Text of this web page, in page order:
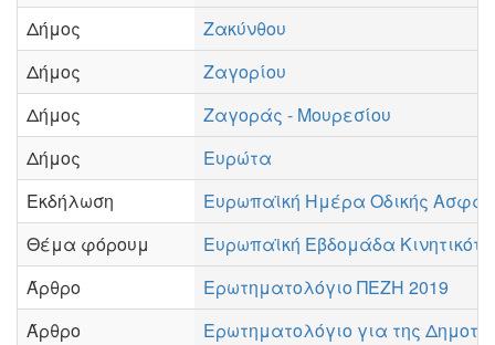
Δήμος
Ζακύνθου
Δήμος
Ζαγορίου
Δήμος
Ζαγοράς - Μουρεσίου
Δήμος
Ευρώτα
Εκδήλωση
Ευρωπαϊκή Ημέρα Οδικής
Θέμα φόρουμ
Ευρωπαϊκή Εβδομάδα
Άρθρο
Ερωτηματολόγιο ΠΕΖΗ 2019
Άρθρο
Ερωτηματολόγιο για της